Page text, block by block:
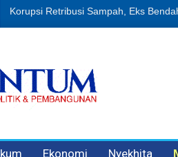
Dugaan Penipuan Oleh Oknum
Ekonomi Nyekhita